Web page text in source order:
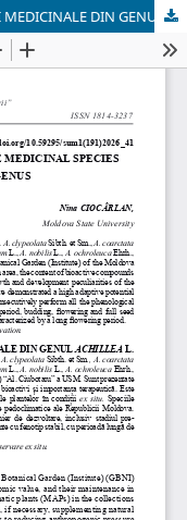
CONTRIBUȚII LA STUDIUL UNOR SPECII MEDICINALE DIN GENUL ACHILLEA L.